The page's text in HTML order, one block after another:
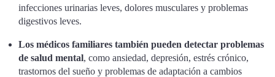
infecciones urinarias leves, dolores musculares y problemas
digestivos leves.
Los médicos familiares también pueden detectar problemas
de salud mental, como ansiedad, depresión, estrés crónico,
trastornos del sueño y problemas de adaptación a cambios